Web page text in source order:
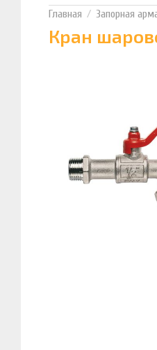
Запорная
Кран